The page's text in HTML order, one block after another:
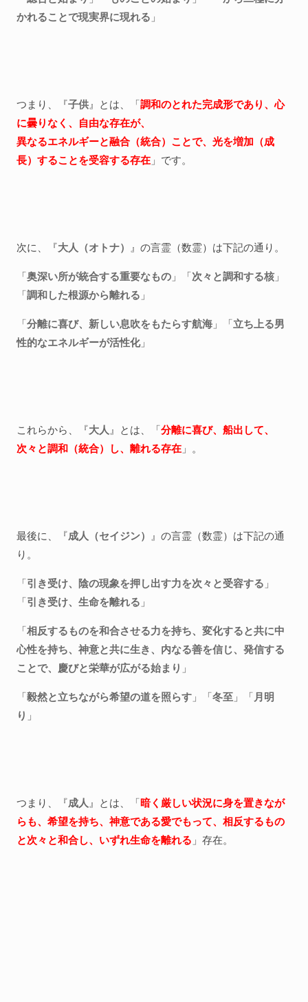
かれることで現実界に現れる 」
つまり、『子供』とは、「調和のとれた完成形であり、心
に曇りなく、自由な存在が、
異なるエネルギーと融合（統合）ことで、光を増加（成
長）することを受容する存在 」です。
次に、『大人（オトナ） 』の言霊（数霊）は下記の通り。
「奥深い所が統合する重要なもの 」「次々と調和する核」
「調和した根源から離れる 」
「分離に喜び、新しい息吹をもたらす航海 」「立ち上る男
性的なエネルギーが活性化」
これらから、『大人』とは、「分離に喜び、船出して、
次々と調和（統合）し、離れる存在 」。
最後に、『成人（セイジン） 』の言霊（数霊）は下記の通
り。
「引き受け、陰の現象を押し出す力を次々と受容する 」
「引き受け、生命を離れる 」
「相反するものを和合させる力を持ち、変化すると共に中
心性を持ち、神意と共に生き、内なる善を信じ、発信する
ことで、慶びと栄華が広がる始まり 」
「毅然と立ちながら希望の道を照らす 」「冬至 」「月明
り 」
つまり、『成人』とは、「暗く厳しい状況に身を置きなが
らも、希望を持ち、神意である愛でもって、相反するもの
と次々と和合し、いずれ生命を離れる 」存在。